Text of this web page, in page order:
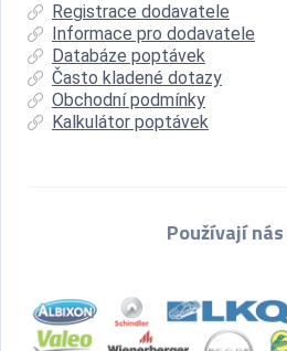
Registrace dodavatele
Informace pro dodavatele
Databáze poptávek
Často kladené dotazy
Obchodní podmínky
Kalkulátor poptávek
Používají